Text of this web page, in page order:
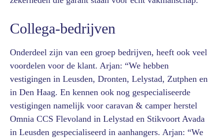
Collega-bedrijven
Onderdeel zijn van een groep bedrijven, heeft ook veel
voordelen voor de klant. Arjan: “We hebben
vestigingen in Leusden, Dronten, Lelystad, Zutphen en
in Den Haag. En kennen ook nog gespecialiseerde
vestigingen namelijk voor caravan & camper herstel
Omnia CCS Flevoland in Lelystad en Stikvoort Avada
in Leusden gespecialiseerd in aanhangers. Arjan: “We